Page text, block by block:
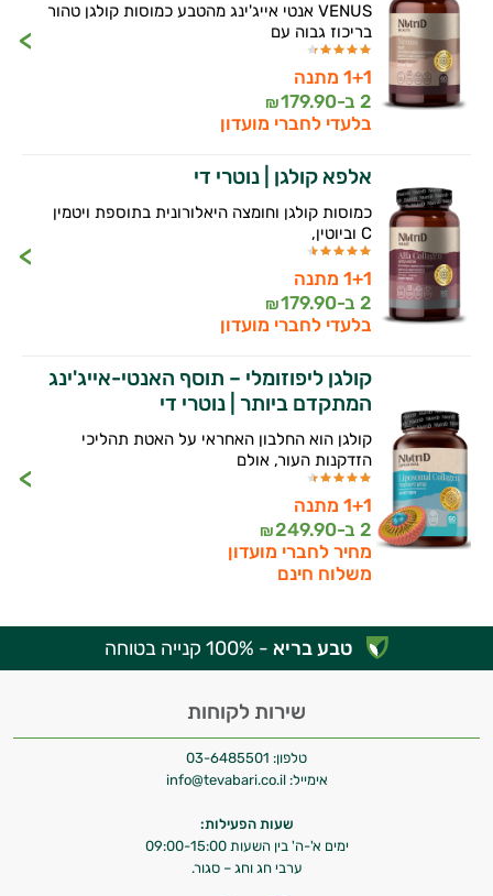
VENUS אנטי אייג'ינג מהטבע כמוסות קולגן טהור
בריכוז גבוה עם
1+1 מתנה
2 ב-
179.90
₪
בלעדי לחברי מועדון
אלפא קולגן | נוטרי די
כמוסות קולגן וחומצה היאלורונית בתוספת ויטמין
C וביוטין,
1+1 מתנה
2 ב-
179.90
₪
בלעדי לחברי מועדון
קולגן ליפוזומלי – תוסף האנטי-אייג'ינג
המתקדם ביותר | נוטרי די
קולגן הוא החלבון האחראי על האטת תהליכי
הזדקנות העור, אולם
1+1 מתנה
2 ב-
249.90
₪
מחיר לחברי מועדון
משלוח חינם
טבע בריא - 100% קנייה בטוחה
שירות לקוחות
טלפון: 03-6485501
אימייל: info@tevabari.co.il
שעות הפעילות:
ימים א'-ה' בין השעות 09:00-15:00
ערבי חג וחג – סגור.